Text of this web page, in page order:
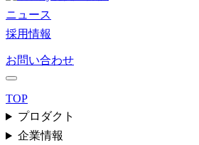
ニュース
採用情報
お問い合わせ
TOP
プロダクト
企業情報